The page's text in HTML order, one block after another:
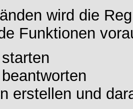
wird die
Funktionen
erstellen und